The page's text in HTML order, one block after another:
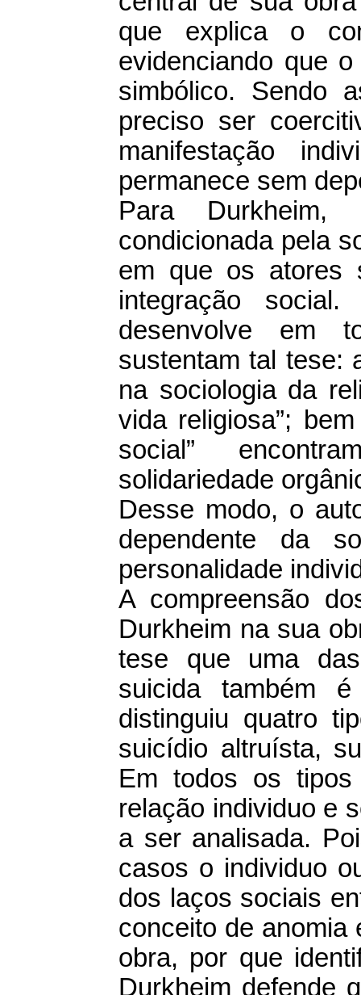
que explica o
evidenciando que
simbólico. Sendo
preciso ser
manifestação
permanece sem
Para
condicionada pela
em que os atores
integração
desenvolve em
sustentam tal tese:
na sociologia da
vida religiosa”;
social”
solidariedade
Desse modo, o
dependente da
personalidade
A compreensão
Durkheim na sua
tese que uma
suicida também
distinguiu quatro
suicídio altruísta,
Em todos os
relação individuo e
a ser analisada.
casos o individuo
dos laços sociais
conceito de anomia
obra, por que
Durkheim defende